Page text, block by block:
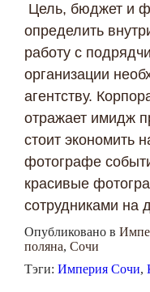
Цель, бюджет и
определить
работу с
организации
агентству.
отражает имидж
стоит экономить
фотографе
красивые
сотрудниками на
Опубликовано в
поляна, Сочи
Тэги: Империя Сочи,